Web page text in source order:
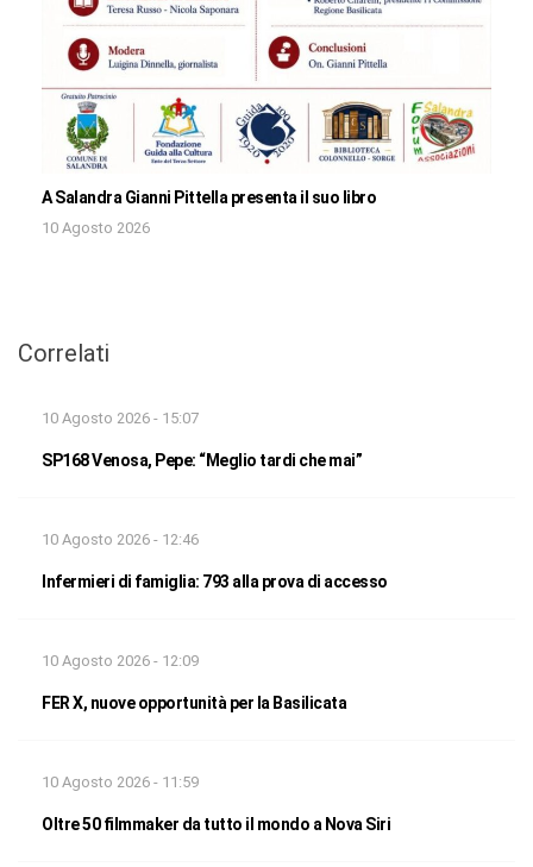
A Salandra Gianni Pittella presenta il suo libro
10 Agosto 2026
Correlati
10 Agosto 2026 - 15:07
SP168 Venosa, Pepe: “Meglio tardi che mai”
10 Agosto 2026 - 12:46
Infermieri di famiglia: 793 alla prova di accesso
10 Agosto 2026 - 12:09
FER X, nuove opportunità per la Basilicata
10 Agosto 2026 - 11:59
Oltre 50 filmmaker da tutto il mondo a Nova Siri